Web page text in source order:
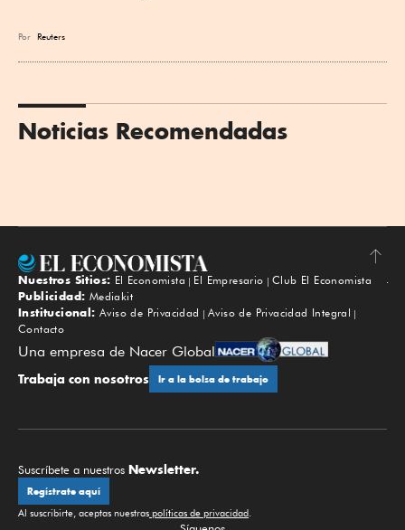
Por Reuters
Noticias Recomendadas
Subir
Nuestros Sitios: El Economista El Empresario
Club El Economista
Publicidad: Mediakit
Institucional: Aviso de Privacidad
Aviso de Privacidad Integral
Contacto
Una empresa de Nacer Global
Trabaja con nosotros Ir a la bolsa de trabajo
Suscríbete a nuestros Newsletter.
Regístrate aquí
Al suscribirte, aceptas nuestras políticas de privacidad.